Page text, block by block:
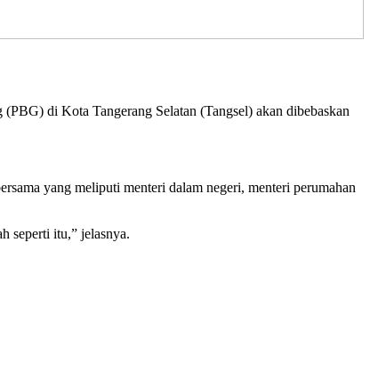
di Kota Tangerang Selatan (Tangsel) akan dibebaskan
yang meliputi menteri dalam negeri, menteri perumahan
seperti itu,” jelasnya.